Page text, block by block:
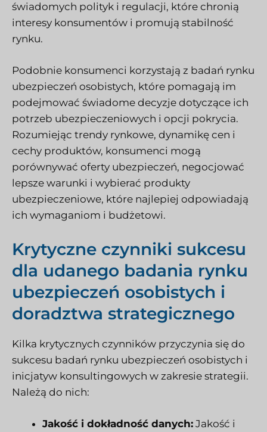
świadomych polityk i regulacji, które chronią
interesy konsumentów i promują stabilność
rynku.
Podobnie konsumenci korzystają z badań rynku
ubezpieczeń osobistych, które pomagają im
podejmować świadome decyzje dotyczące ich
potrzeb ubezpieczeniowych i opcji pokrycia.
Rozumiejąc trendy rynkowe, dynamikę cen i
cechy produktów, konsumenci mogą
porównywać oferty ubezpieczeń, negocjować
lepsze warunki i wybierać produkty
ubezpieczeniowe, które najlepiej odpowiadają
ich wymaganiom i budżetowi.
Krytyczne czynniki sukcesu
dla udanego badania rynku
ubezpieczeń osobistych i
doradztwa strategicznego
Kilka krytycznych czynników przyczynia się do
sukcesu badań rynku ubezpieczeń osobistych i
inicjatyw konsultingowych w zakresie strategii.
Należą do nich:
Jakość i dokładność danych: Jakość i